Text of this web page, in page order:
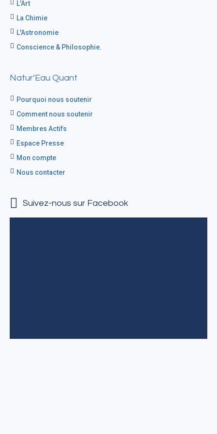
L'Art
La Chimie
L'Astronomie
Conscience & Philosophie.
Natur’Eau Quant
Pourquoi nous soutenir
Comment nous soutenir
Membres Actifs
Espace Presse
Mon compte
Nous contacter
Suivez-nous sur Facebook